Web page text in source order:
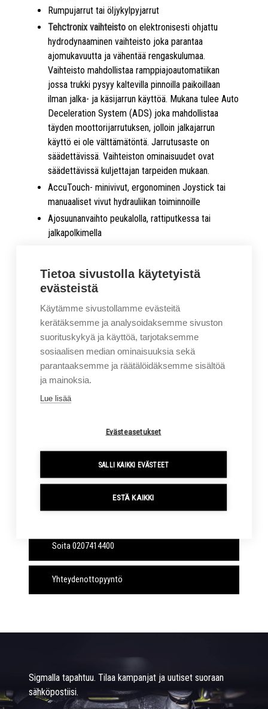
Rumpujarrut tai öljykylpyjarrut
Tehctronix vaihteisto on elektronisesti ohjattu
hydrodynaaminen vaihteisto joka parantaa
ajomukavuutta ja vähentää rengaskulumaa.
Vaihteisto mahdollistaa ramppiajoautomatiikan
jossa trukki pysyy kaltevilla pinnoilla paikoillaan
ilman jalka- ja käsijarrun käyttöä. Mukana tulee Auto
Deceleration System (ADS) joka mahdollistaa
täyden moottorijarrutuksen, jolloin jalkajarrun
käyttö ei ole välttämätöntä. Jarrutusaste on
säädettävissä. Vaihteiston ominaisuudet ovat
säädettävissä kuljettajan tarpeiden mukaan.
AccuTouch- minivivut, ergonominen Joystick tai
manuaaliset vivut hydrauliikan toiminnoille
Ajosuunanvaihto peukalolla, rattiputkessa tai
jalkapolkimella
Tehokkaat Yanmar moottorit entistäkin
matalammalla polttoainekulutuksella
Synkronoitu ohjaus
Dynaaminen vakausjärjestelmä (Dynamic Stability
System)jonka tarkoituksena on edesauttaa
turvallista ajokäyttäytymistä.
Kosketusnäyttö
– Nykyaikainen käytettävyys sekä
ajonopeuden, polttoainemäärän, moottorin
Näyttöön voidaan integroida esimerkiksi
tai vaikka nopeusrajoitus.
Lataa esite
Soita 0207414400
Yhteydenottopyyntö
Sigmalla tapahtuu. Tilaa kampanjat ja uutiset suoraan
sähköpostiisi.
Tietoa sivustolla käytetyistä
evästeistä
Käytämme sivustollamme evästeitä
kerätäksemme ja analysoidaksemme sivuston
suorituskykyä ja käyttöä, tarjotaksemme
sosiaalisen median ominaisuuksia sekä
parantaaksemme ja räätälöidäksemme sisältöä
ja mainoksia.
Lue lisää
Evästeasetukset
SALLI KAIKKI EVÄSTEET
ESTÄ KAIKKI